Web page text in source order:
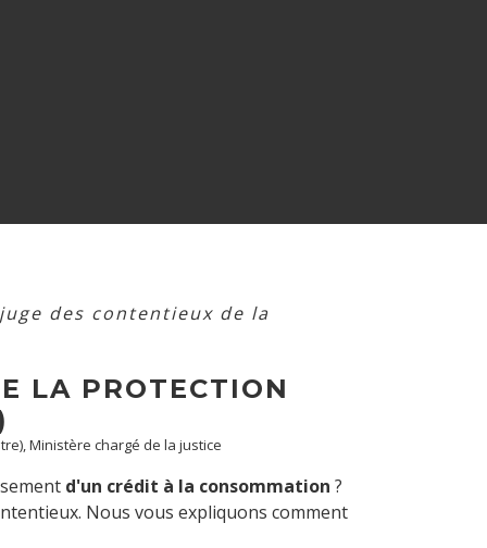
des contentieux de la
LA PROTECTION
Ministère chargé de la justice
d'un crédit à la consommation ?
Nous vous expliquons comment